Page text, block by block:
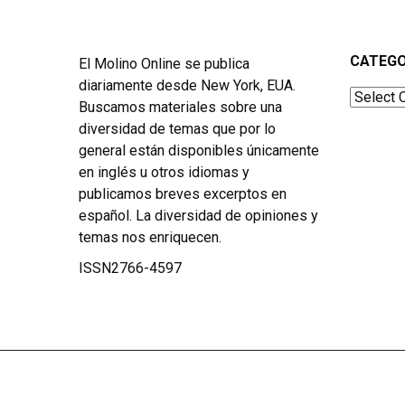
El Molino Online se publica
diariamente desde New York, EUA.
Buscamos materiales sobre una
diversidad de temas que por lo
general están disponibles únicamente
en inglés u otros idiomas y
publicamos breves excerptos en
español. La diversidad de opiniones y
temas nos enriquecen.
ISSN2766-4597